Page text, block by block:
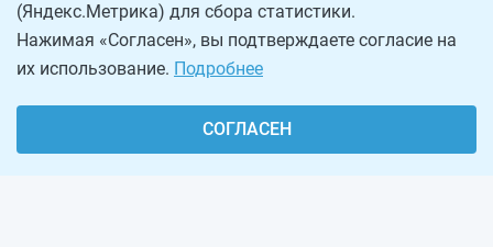
(Яндекс.Метрика) для сбора статистики.
Нажимая «Согласен», вы подтверждаете согласие на
их использование. Подробнее
СОГЛАСЕН